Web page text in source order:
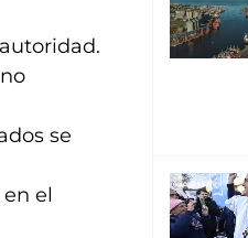
se
el